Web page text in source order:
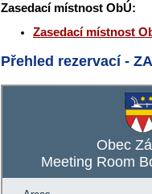
Zasedací místnost ObÚ:
Zasedací místnost
Přehled rezervací -